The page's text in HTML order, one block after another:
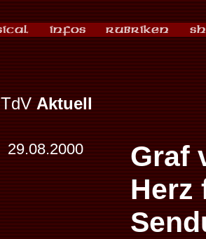
TdVAktuell
29.08.2000
Graf
Herz